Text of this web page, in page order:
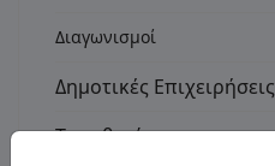
Διαγωνισμοί
Δημοτικές Επιχειρήσεις
Τοποθεσία